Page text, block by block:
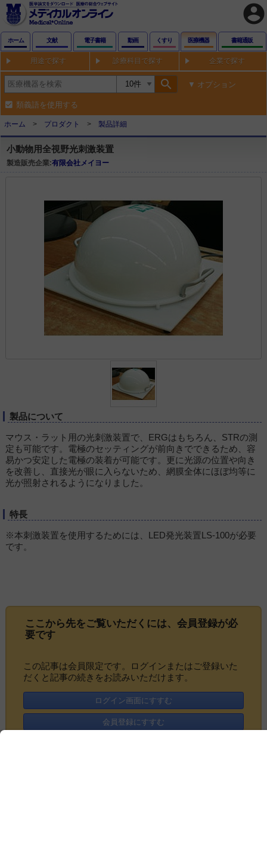
account_circle
ホーム 文献 電子書籍 動画 くすり 医療機器 書籍通販
用途で探す 診療科目で探す 企業で探す
search オプション
類義語を使用する
ホーム プロダクト 製品詳細
小動物用全視野光刺激装置
製造販売企業:有限会社メイヨー
製品について
マウス・ラット用の光刺激装置で、ERGはもちろん、STRの測
定も可能です。電極のセッティングが前向きでできるため、容
易かつ安定した電極の装着が可能です。更に光源の位置や向き
を改善し、直接光が眼に入らないため、網膜全体にほぼ均等に
光が照射されるようになりました。
特長
※本刺激装置を使用するためには、LED発光装置LS-100が必要
です。
ここから先をご覧いただくには、 会員登録が必
要です
この記事は会員限定です。ログインまたはご登録いた
だくと記事の続きをお読みいただけます。
ログイン画面にすすむ
会員登録にすすむ